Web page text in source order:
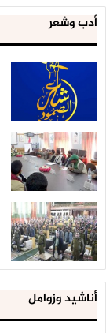
أدب وشعر
أناشيد وزوامل